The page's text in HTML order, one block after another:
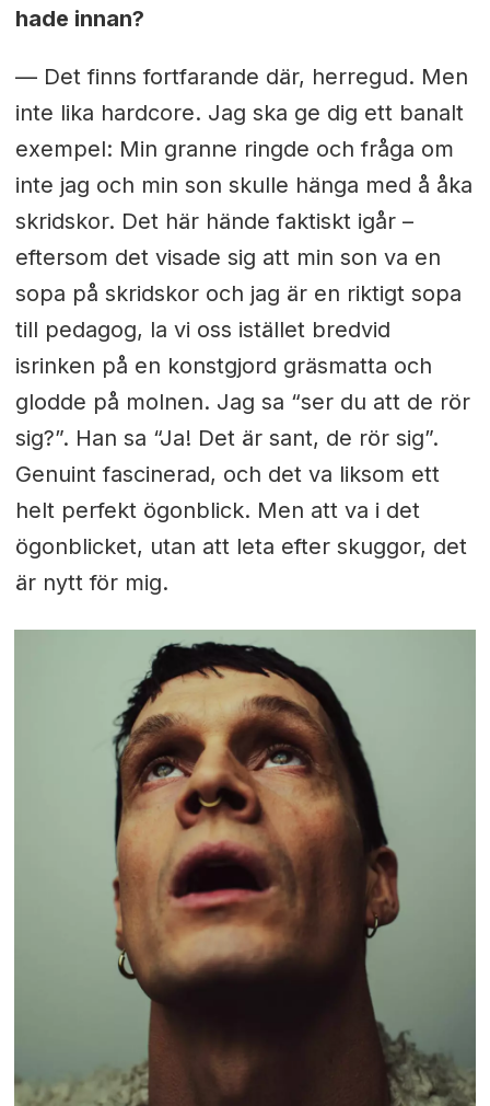
hade innan?
— Det finns fortfarande där, herregud. Men
inte lika hardcore. Jag ska ge dig ett banalt
exempel: Min granne ringde och fråga om
inte jag och min son skulle hänga med å åka
skridskor. Det här hände faktiskt igår –
eftersom det visade sig att min son va en
sopa på skridskor och jag är en riktigt sopa
till pedagog, la vi oss istället bredvid
isrinken på en konstgjord gräsmatta och
glodde på molnen. Jag sa “ser du att de rör
sig?”. Han sa “Ja! Det är sant, de rör sig”.
Genuint fascinerad, och det va liksom ett
helt perfekt ögonblick. Men att va i det
ögonblicket, utan att leta efter skuggor, det
är nytt för mig.